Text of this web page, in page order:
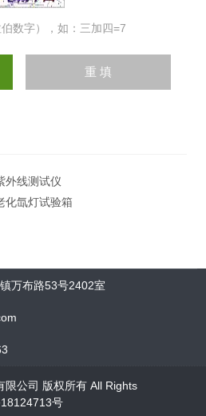
数字），如：三加四=7
外线测试仪
化氙灯试验箱
万布路53号2402室
公司 版权所有 All Rights
号